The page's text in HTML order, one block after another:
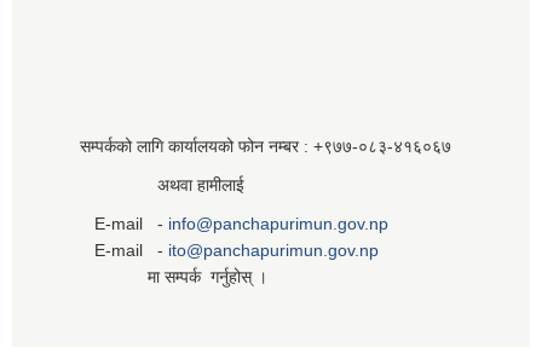
सम्पर्कको लागि कार्यालयको फोन नम्बर : +९७७-०८३‍-४१६०६७
अथवा हामीलाई
E-mail - info@panchapurimun.gov.np
E-mail - ito@panchapurimun.gov.np
मा सम्पर्क गर्नुहोस् ।